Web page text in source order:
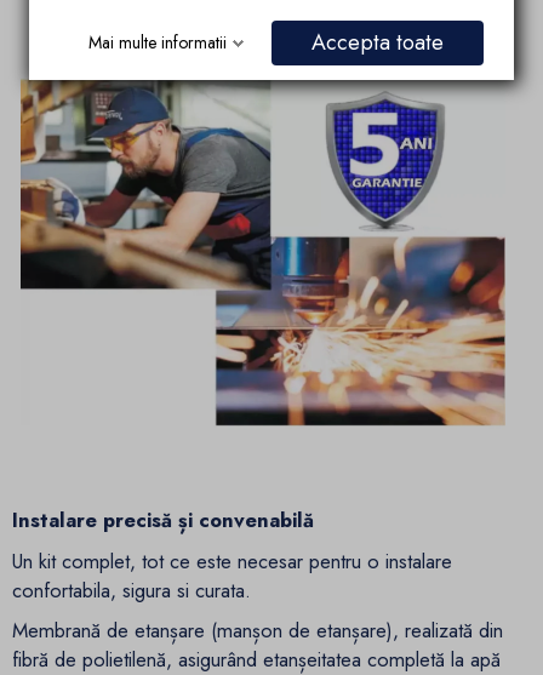
Instalare precisă și convenabilă
Un kit complet, tot ce este necesar pentru o instalare
confortabila, sigura si curata.
Membrană de etanșare (manșon de etanșare), realizată din
fibră de polietilenă, asigurând etanșeitatea completă la apă
Mai multe informatii Accepta toate